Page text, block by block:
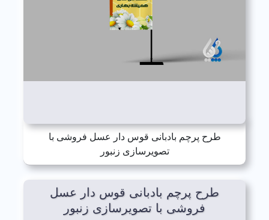
طرح پرچم بادبانی قوس دار عسل
فروشی با تصویرسازی زنبور
طرح پرچم بادبانی قوس دار عسل فروشی با
تصویرسازی زنبور